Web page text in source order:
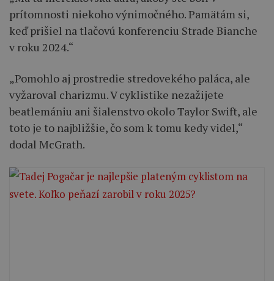
prítomnosti niekoho výnimočného. Pamätám si,
keď prišiel na tlačovú konferenciu Strade Bianche
v roku 2024.“
„Pomohlo aj prostredie stredovekého paláca, ale
vyžaroval charizmu. V cyklistike nezažijete
beatlemániu ani šialenstvo okolo Taylor Swift, ale
toto je to najbližšie, čo som k tomu kedy videl,“
dodal McGrath.